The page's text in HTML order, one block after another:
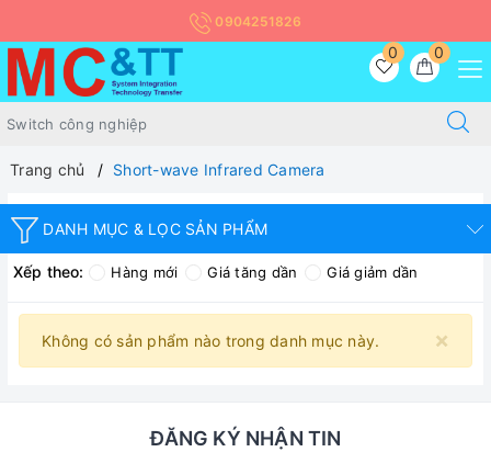
0904251826
0
0
Trang chủ Short-wave Infrared Camera
DANH MỤC & LỌC SẢN PHẨM
Xếp theo: Hàng mới Giá tăng dần Giá giảm dần
×
Không có sản phẩm nào trong danh mục này.
ĐĂNG KÝ NHẬN TIN